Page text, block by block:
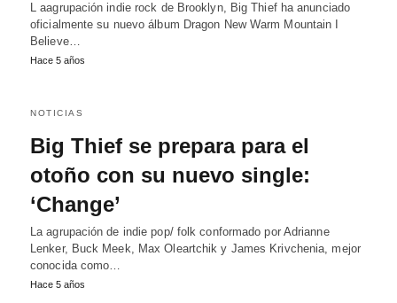
L aagrupación indie rock de Brooklyn, Big Thief ha anunciado
oficialmente su nuevo álbum Dragon New Warm Mountain I
Believe…
Hace 5 años
NOTICIAS
Big Thief se prepara para el
otoño con su nuevo single:
‘Change’
La agrupación de indie pop/ folk conformado por Adrianne
Lenker, Buck Meek, Max Oleartchik y James Krivchenia, mejor
conocida como…
Hace 5 años